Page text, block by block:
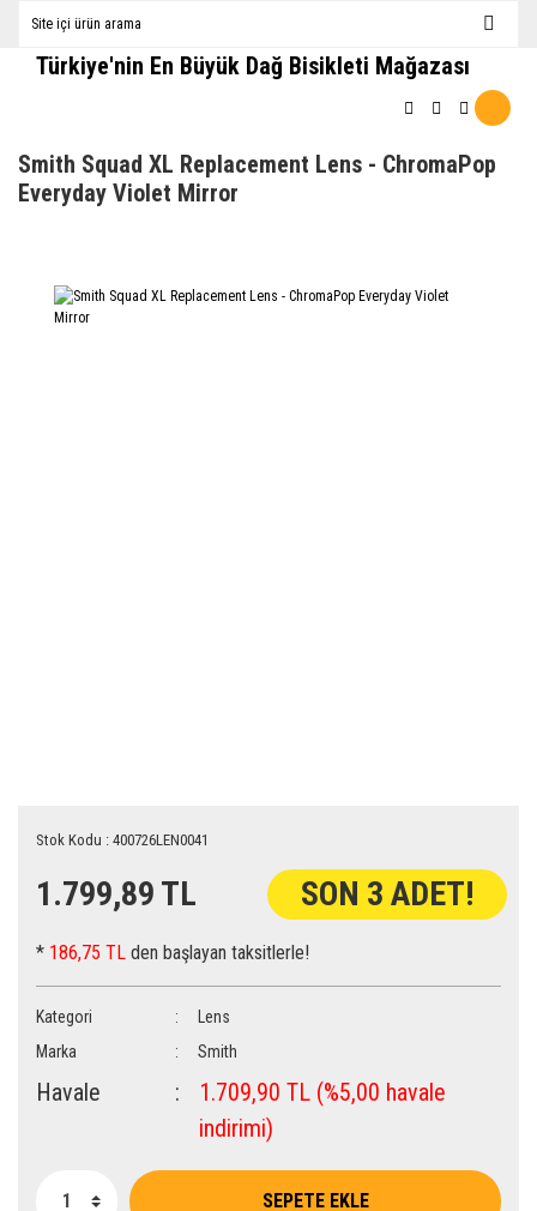
Türkiye'nin En Büyük Dağ Bisikleti Mağazası
Smith Squad XL Replacement Lens - ChromaPop
Everyday Violet Mirror
Stok Kodu : 400726LEN0041
1.799,89 TL SON 3 ADET!
* 186,75 TL den başlayan taksitlerle!
Kategori
Lens
Marka
Smith
Havale
1.709,90 TL (%5,00 havale
indirimi)
SEPETE EKLE